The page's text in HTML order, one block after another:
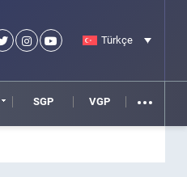
Türkçe
SGP VGP